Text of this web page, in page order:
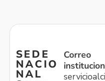
SEDE
NACIO
NAL
Correo